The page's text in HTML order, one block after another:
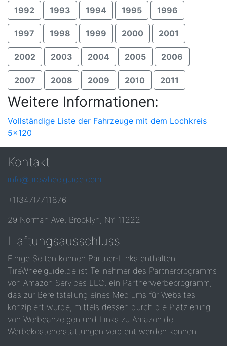
1992 1993 1994 1995 1996
1997 1998 1999 2000 2001
2002 2003 2004 2005 2006
2007 2008 2009 2010 2011
Weitere Informationen:
Vollständige Liste der Fahrzeuge mit dem Lochkreis
5x120
Kontakt
info@tirewheelguide.com
+1(347)7711876
29 Norman Ave, Brooklyn, NY 11222
Haftungsausschluss
Einige Seiten können Partner-Links enthalten.
TireWheelguide.de ist Teilnehmer des Partnerprogramms
von Amazon Services LLC, ein Partnerwerbeprogramm,
das zur Bereitstellung eines Mediums für Websites
konzipiert wurde, mittels dessen durch die Platzierung
von Werbeanzeigen und Links zu Amazon.de
Werbekostenerstattungen verdient werden können.